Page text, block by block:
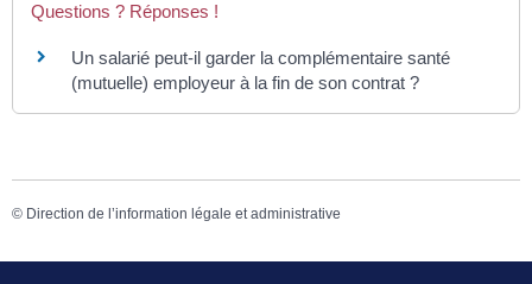
Questions ? Réponses !
Un salarié peut-il garder la complémentaire santé
(mutuelle) employeur à la fin de son contrat ?
© Direction de l’information légale et administrative